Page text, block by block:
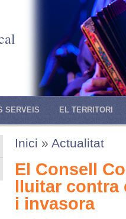
SERVEIS EL TERRITORI
Inici » Actualitat
El Consell
lluitar contra
i invasora